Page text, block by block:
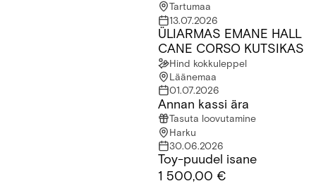
Tartumaa
13.07.2026
ÜLIARMAS EMANE HALL CANE CORSO KUTSIKAS
ÜLIARMAS EMANE HALL
CANE CORSO KUTSIKAS
Hind kokkuleppel
Läänemaa
01.07.2026
Annan kassi ära
Tasuta loovutamine
Harku
30.06.2026
Toy-puudel isane
1 500,00 €